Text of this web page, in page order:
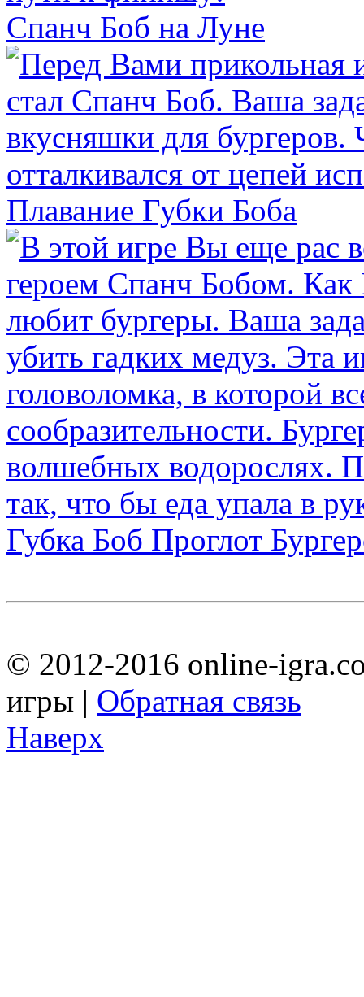
Спанч Боб на Луне
Плавание Губки Боба
Губка Боб Проглот
© 2012-2016 online-
игры | Обратная связь
Наверх